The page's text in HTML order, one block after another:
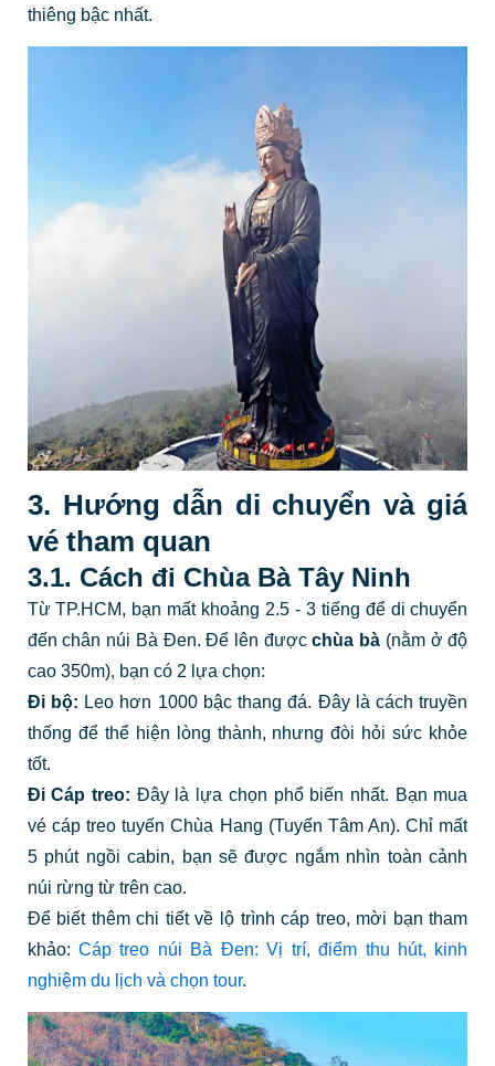
thiêng bậc nhất.
3. Hướng dẫn di chuyển và giá
vé tham quan
3.1. Cách đi Chùa Bà Tây Ninh
Từ TP.HCM, bạn mất khoảng 2.5 - 3 tiếng để di chuyển
đến chân núi Bà Đen. Để lên đượcchùa bà (nằm ở độ
cao 350m), bạn có 2 lựa chọn:
Đi bộ: Leo hơn 1000 bậc thang đá. Đây là cách truyền
thống để thể hiện lòng thành, nhưng đòi hỏi sức khỏe
tốt.
Đi Cáp treo: Đây là lựa chọn phổ biến nhất. Bạn mua
vé cáp treo tuyến Chùa Hang (Tuyến Tâm An). Chỉ mất
5 phút ngồi cabin, bạn sẽ được ngắm nhìn toàn cảnh
núi rừng từ trên cao.
Để biết thêm chi tiết về lộ trình cáp treo, mời bạn tham
khảo:Cáp treo núi Bà Đen: Vị trí, điểm thu hút, kinh
nghiệm du lịch và chọn tour.